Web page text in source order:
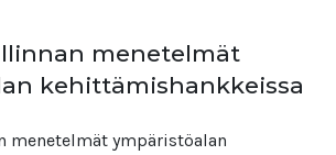
menetelmät
kehittämishankkeissa
menetelmät ympäristöalan